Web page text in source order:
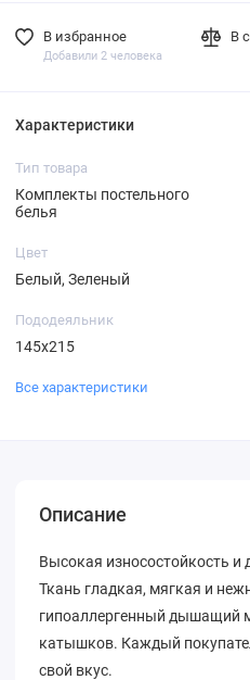
В избранное
Добавили 2 человека
В
Характеристики
Тип товара
Комплекты постельного
белья
Цвет
Белый, Зеленый
Пододеяльник
145х215
Все характеристики
Описание
Высокая износостойкость и
Ткань гладкая, мягкая и
гипоаллергенный дышащий
катышков. Каждый
свой вкус.